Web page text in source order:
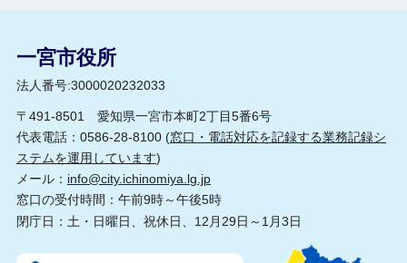
一宮市役所
法人番号:3000020232033
〒491-8501 愛知県一宮市本町2丁目5番6号
代表電話：0586-28-8100 (窓口・電話対応を記録する業務記録シ
ステムを運用しています)
メール： info@city.ichinomiya.lg.jp
窓口の受付時間：午前9時～午後5時
閉庁日：土・日曜日、祝休日、12月29日～1月3日